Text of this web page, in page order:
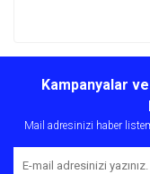
Kampanyalar
Mail adresinizi haber